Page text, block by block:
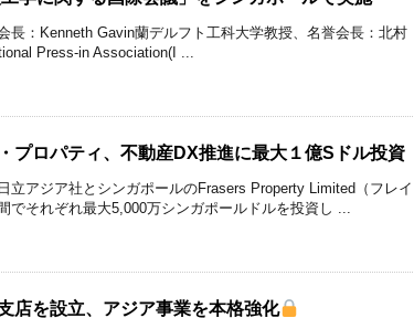
長：Kenneth Gavin蘭デルフト工科大学教授、名誉会長：北村
Press-in Association(I ...
プロパティ、不動産DX推進に最大１億Sドル投資
立アジア社とシンガポールのFrasers Property Limited（フレイ
でそれぞれ最大5,000万シンガポールドルを投資し ...
店を設立、アジア事業を本格強化